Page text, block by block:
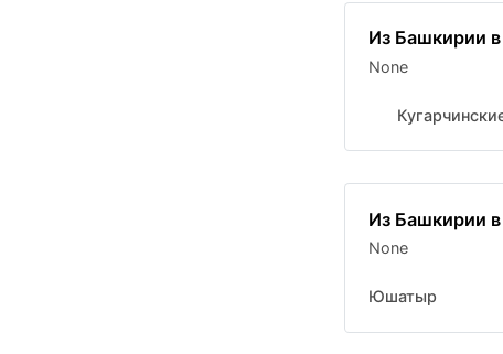
Из Башкирии
None
Из Башкирии
None
Юшатыр